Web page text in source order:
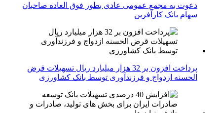
دعوت به مجمع عمومی عادی بطور فوق العاده صاحبان
سهام بانک کارآفرین
پرداخت افزون بر 32 هزار میلیارد ریال تسهیلات قرض
الحسنه ازدواج و فرزندآوری توسط بانک کشاورزی